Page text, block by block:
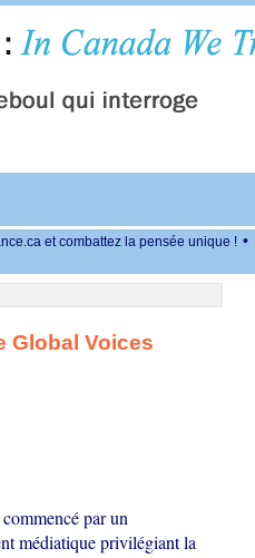
et combattez la pensée unique ! •
Global Voices
par un
médiatique privilégiant la